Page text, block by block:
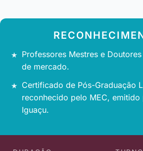
Professores Mestres e
de mercado.
Certificado de Pós-Graduação
reconhecido pelo MEC, emitido
Iguaçu.